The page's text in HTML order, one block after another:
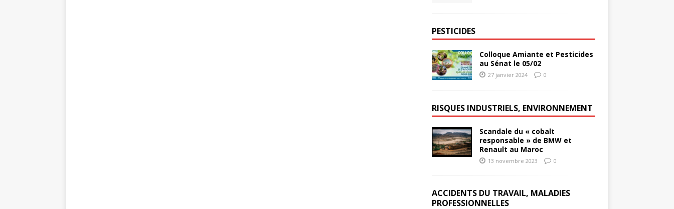
PESTICIDES
Colloque Amiante et Pesticides
au Sénat le 05/02
27 janvier 2024 0
RISQUES INDUSTRIELS, ENVIRONNEMENT
Scandale du « cobalt
responsable » de BMW et
Renault au Maroc
13 novembre 2023 0
ACCIDENTS DU TRAVAIL, MALADIES
PROFESSIONNELLES